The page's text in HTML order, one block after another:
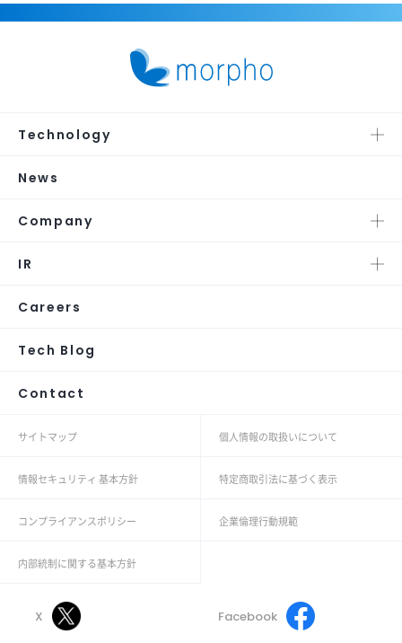
Technology
News
Company
IR
Careers
Tech Blog
Contact
サイトマップ 個人情報の取扱いについて
情報セキュリティ 基本方針 特定商取引法に基づく表示
コンプライアンスポリシー 企業倫理行動規範
内部統制に関する基本方針
X Facebook